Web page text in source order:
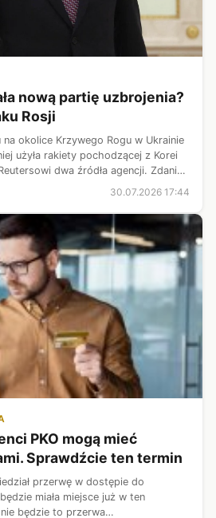
nową partię uzbrojenia?
Rosji
okolice Krzywego Rogu w Ukrainie
użyła rakiety pochodzącej z Korei
dwa źródła agencji. Zdanie
W wyniku uderzenia zginęła
30.07.2026 17:44
PKO mogą mieć
Sprawdźcie ten termin
przerwę w dostępie do
miała miejsce już w ten
będzie to przerwa